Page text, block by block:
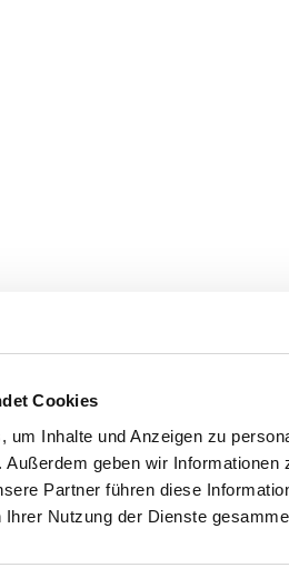
Cookies
um Inhalte und Anzeigen zu
geben wir
Partner führen diese
Nutzung der Dienste